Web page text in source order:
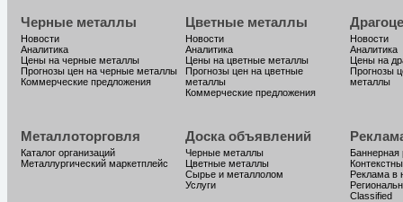
Черные металлы
Новости
Аналитика
Цены на черные металлы
Прогнозы цен на черные металлы
Коммерческие предложения
Цветные металлы
Новости
Аналитика
Цены на цветные металлы
Прогнозы цен на цветные
металлы
Коммерческие предложения
Новости
Аналитика
Цены на
Прогнозы
металлы
Металлоторговля
Каталог организаций
Металлургический маркетплейс
Доска объявлений
Черные металлы
Цветные металлы
Сырье и металлолом
Услуги
Баннерная
Реклама в
Classified